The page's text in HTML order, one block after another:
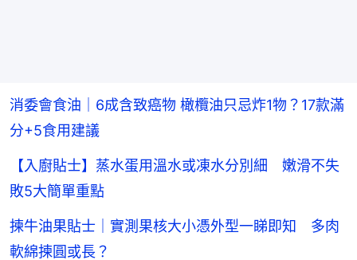
消委會食油｜6成含致癌物 橄欖油只忌炸1物？17款滿
分+5食用建議
【入廚貼士】蒸水蛋用溫水或凍水分別細 嫩滑不失
敗5大簡單重點
揀牛油果貼士｜實測果核大小憑外型一睇即知 多肉
軟綿揀圓或長？